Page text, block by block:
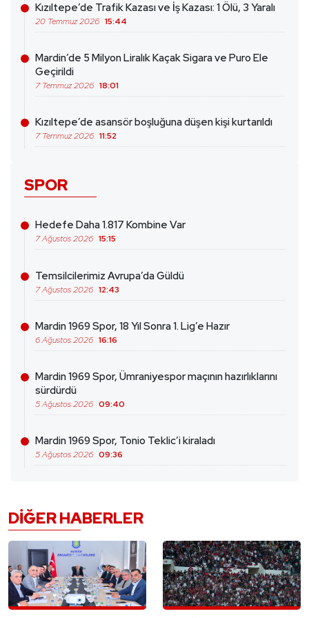
Kızıltepe’de Trafik Kazası ve İş Kazası: 1 Ölü, 3 Yaralı
20 Temmuz 2026 15:44
Mardin’de 5 Milyon Liralık Kaçak Sigara ve Puro Ele
Geçirildi
7 Temmuz 2026 18:01
Kızıltepe’de asansör boşluğuna düşen kişi kurtarıldı
7 Temmuz 2026 11:52
SPOR
Hedefe Daha 1.817 Kombine Var
7 Ağustos 2026 15:15
Temsilcilerimiz Avrupa’da Güldü
7 Ağustos 2026 12:43
Mardin 1969 Spor, 18 Yıl Sonra 1. Lig’e Hazır
6 Ağustos 2026 16:16
Mardin 1969 Spor, Ümraniyespor maçının hazırlıklarını
sürdürdü
5 Ağustos 2026 09:40
Mardin 1969 Spor, Tonio Teklic’i kiraladı
5 Ağustos 2026 09:36
DIĞER HABERLER